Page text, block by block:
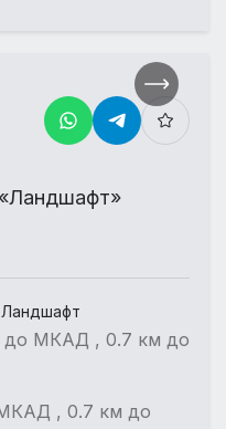
до МКАД , 0.7 км до
, 0.7 км до